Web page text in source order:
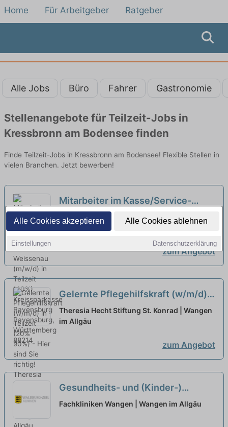
Alle Cookies akzeptieren Alle Cookies ablehnen
Einstellungen Datenschutzerklärung
Home Für Arbeitgeber Ratgeber
Alle Jobs Büro Fahrer Gastronomie
Stellenangebote für Teilzeit-Jobs in
Kressbronn am Bodensee finden
Finde Teilzeit-Jobs in Kressbronn am Bodensee! Flexible Stellen in
vielen Branchen. Jetzt bewerben!
Mitarbeiter im Kasse/Service-
Bereich Filiale Weissenau (m/w/d)
in Teilzeit (40%)
Kreissparkasse Ravensburg | Ravensburg,
Württemberg
zum Angebot
Gelernte Pflegehilfskraft (w/m/d)
in Teilzeit (20% - 90%) - Hier sind
Sie richtig!
Theresia Hecht Stiftung St. Konrad | Wangen
im Allgäu
zum Angebot
Gesundheits- und (Kinder-)
Krankenpfleger:in (m/w/d) für die
Fachkliniken Wangen | Wangen im Allgäu